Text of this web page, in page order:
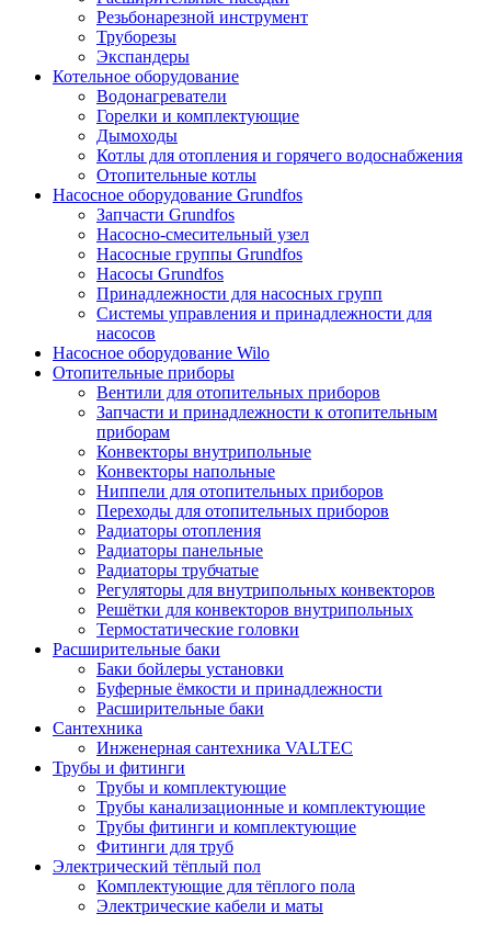
Резьбонарезной инструмент
Труборезы
Экспандеры
Котельное оборудование
Водонагреватели
Горелки и комплектующие
Дымоходы
Котлы для отопления и горячего водоснабжения
Отопительные котлы
Насосное оборудование Grundfos
Запчасти Grundfos
Насосно-смесительный узел
Насосные группы Grundfos
Насосы Grundfos
Принадлежности для насосных групп
Системы управления и принадлежности для
насосов
Насосное оборудование Wilo
Отопительные приборы
Вентили для отопительных приборов
Запчасти и принадлежности к отопительным
приборам
Конвекторы внутрипольные
Конвекторы напольные
Ниппели для отопительных приборов
Переходы для отопительных приборов
Радиаторы отопления
Радиаторы панельные
Радиаторы трубчатые
Регуляторы для внутрипольных конвекторов
Решётки для конвекторов внутрипольных
Термостатические головки
Расширительные баки
Баки бойлеры установки
Буферные ёмкости и принадлежности
Расширительные баки
Сантехника
Инженерная сантехника VALTEC
Трубы и фитинги
Трубы и комплектующие
Трубы канализационные и комплектующие
Трубы фитинги и комплектующие
Фитинги для труб
Электрический тёплый пол
Комплектующие для тёплого пола
Электрические кабели и маты